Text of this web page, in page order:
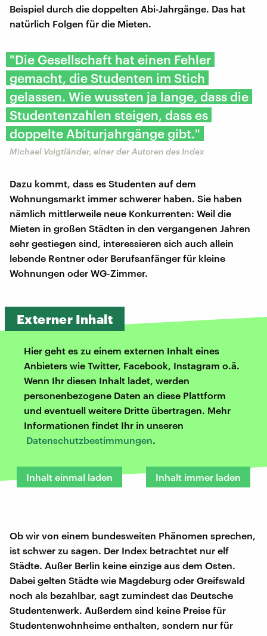
Beispiel durch die doppelten Abi-Jahrgänge. Das hat
natürlich Folgen für die Mieten.
"Die Gesellschaft hat einen Fehler
gemacht, die Studenten im Stich
gelassen. Wie wussten ja lange, dass die
Studentenzahlen steigen, dass es
doppelte Abiturjahrgänge gibt."
Michael Voigtländer, einer der Autoren des Index
Dazu kommt, dass es Studenten auf dem
Wohnungsmarkt immer schwerer haben. Sie haben
nämlich mittlerweile neue Konkurrenten: Weil die
Mieten in großen Städten in den vergangenen Jahren
sehr gestiegen sind, interessieren sich auch allein
lebende Rentner oder Berufsanfänger für kleine
Wohnungen oder WG-Zimmer.
Externer Inhalt
Hier geht es zu einem externen Inhalt eines
Anbieters wie Twitter, Facebook, Instagram o.ä.
Wenn Ihr diesen Inhalt ladet, werden
personenbezogene Daten an diese Plattform
und eventuell weitere Dritte übertragen. Mehr
Informationen findet Ihr in unseren
Datenschutzbestimmungen.
Inhalt einmal laden Inhalt immer laden
Ob wir von einem bundesweiten Phänomen sprechen,
ist schwer zu sagen. Der Index betrachtet nur elf
Städte. Außer Berlin keine einzige aus dem Osten.
Dabei gelten Städte wie Magdeburg oder Greifswald
noch als bezahlbar, sagt zumindest das Deutsche
Studentenwerk. Außerdem sind keine Preise für
Studentenwohnheime enthalten, sondern nur für